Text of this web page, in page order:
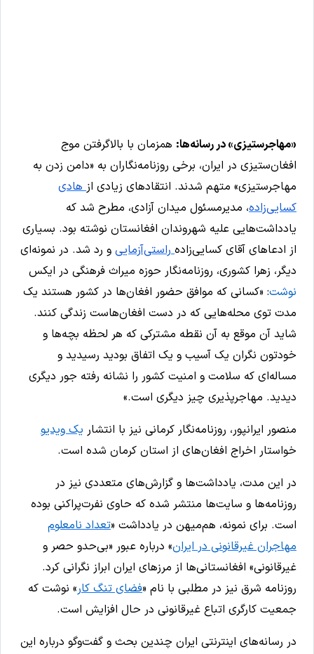
«مهاجرستیزی» در رسانه‌ها:همزمان با بالاگرفتن موج
افغان‌ستیزی در ایران، برخی روزنامه‌نگاران به «دامن زدن به
مهاجرستیزی» متهم شدند. انتقادهای زیادی ازهادی
کسایی‌زاده، مدیرمسئول میدان آزادی، مطرح شد که
یادداشت‌هایی علیه شهروندان افغانستان نوشته بود. بسیاری
از ادعاهای آقای کسایی‌زادهراستی‌آزماییو رد شد. در نمونه‌ای
دیگر، زهرا کشوری، روزنامه‌نگار حوزه میراث فرهنگی در ایکس
نوشت: «کسانی که موافق حضور افغان‌ها در کشور هستند یک
مدت توی محله‌هایی که در دست افغان‌هاست زندگی کنند.
شاید آن موقع به آن نقطه مشترکی که هر لحظه بچه‌ها و
خودتون نگران یک آسیب و یک اتفاق بودید رسیدید و
مساله‌ای که سلامت و امنیت کشور را نشانه رفته جور دیگری
دیدید. مهاجرپذیری چیز دیگری است.»
منصور ایرانپور، روزنامه‌نگار کرمانی نیز با انتشار یک ویدیو
خواستار اخراج افغان‌های از استان کرمان شده است.
در این مدت، یادداشت‌ها و گزارش‌های متعددی نیز در
روزنامه‌ها و سایت‌ها منتشر شده که حاوی نفرت‌پراکنی بوده
است. برای نمونه، هم‌میهن در یادداشت «تعداد نامعلوم
مهاجران غیرقانونی در ایران» درباره عبور «بی‌حدو حصر و
غیرقانونی» افغانستانی‌ها از مرزهای ایران ابراز نگرانی کرد.
روزنامه شرق نیز در مطلبی با نام «فضای تنگ کار» نوشت که
جمعیت کارگری اتباع غیرقانونی در حال افزایش است.
در رسانه‌های اینترنتی ایران چندین بحث و گفت‌وگو درباره این